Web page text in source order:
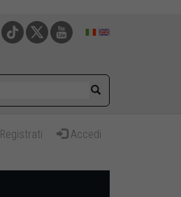
Registrati Accedi